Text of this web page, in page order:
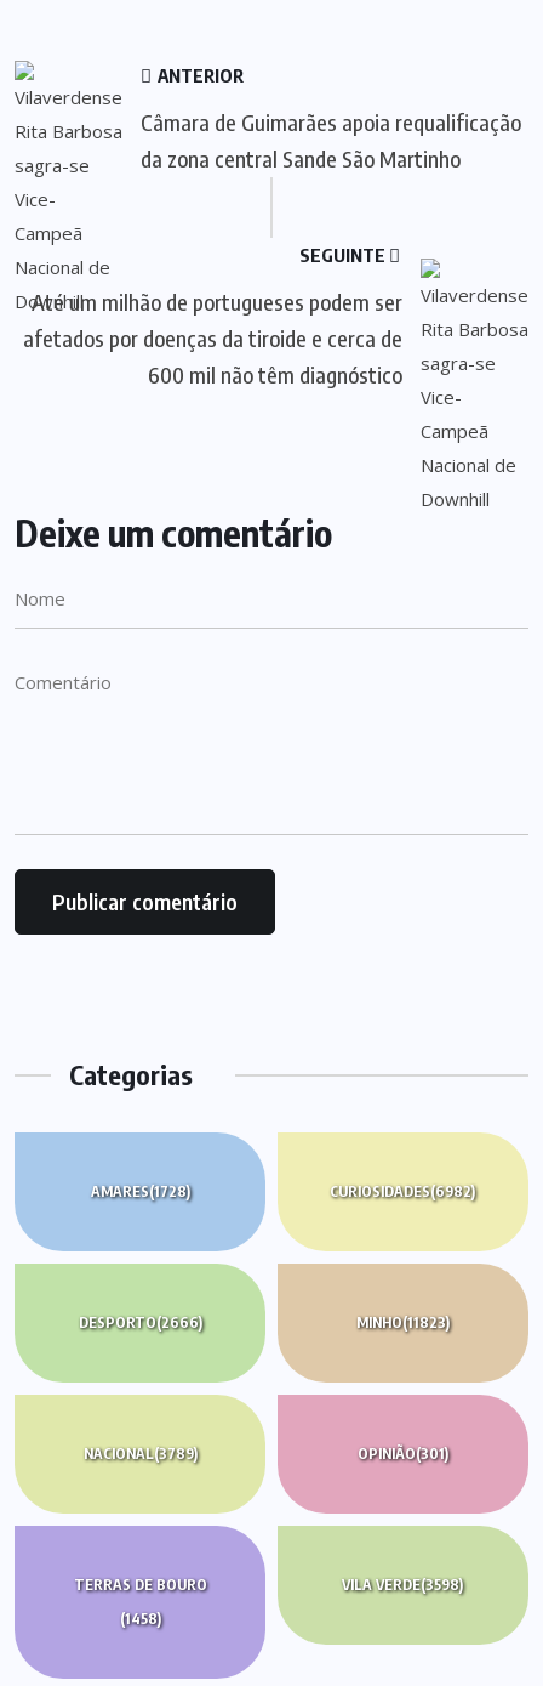
ANTERIOR
Câmara de Guimarães apoia requalificação
da zona central Sande São Martinho
SEGUINTE
Até um milhão de portugueses podem ser
afetados por doenças da tiroide e cerca de
600 mil não têm diagnóstico
Deixe um comentário
Categorias
AMARES(1728) CURIOSIDADES(6982)
DESPORTO(2666) MINHO(11823)
NACIONAL(3789) OPINIÃO(301)
TERRAS DE BOURO
(1458)
VILA VERDE(3598)